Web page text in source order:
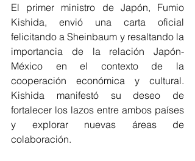
El primer ministro de Japón, Fumio
Kishida, envió una carta oficial
felicitando a Sheinbaum y resaltando la
importancia de la relación Japón-
México en el contexto de la
cooperación económica y cultural.
Kishida manifestó su deseo de
fortalecer los lazos entre ambos países
y explorar nuevas áreas de
colaboración.